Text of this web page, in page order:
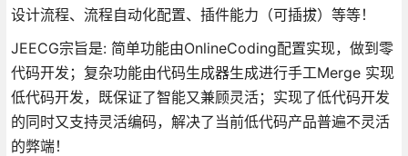
设计流程、流程自动化配置、插件能力（可插拔）等等！
JEECG宗旨是: 简单功能由OnlineCoding配置实现，做到零
代码开发；复杂功能由代码生成器生成进行手工Merge 实现
低代码开发，既保证了智能又兼顾灵活；实现了低代码开发
的同时又支持灵活编码，解决了当前低代码产品普遍不灵活
的弊端！